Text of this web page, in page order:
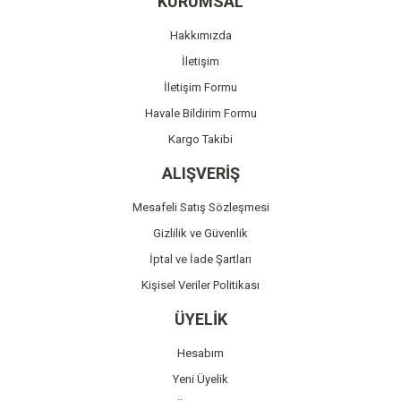
Ürün bilgilerinde hatalar bulunuyor.
Ürün fiyatı diğer sitelerden daha pahalı.
Bu ürüne benzer farklı alternatifler olmalı.
Gönder
Hakkımızda
İletişim
İletişim Formu
Havale Bildirim Formu
Kargo Takibi
ALIŞVERİŞ
Mesafeli Satış Sözleşmesi
Gizlilik ve Güvenlik
İptal ve İade Şartları
Kişisel Veriler Politikası
ÜYELİK
Hesabım
Yeni Üyelik